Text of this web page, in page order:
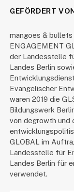
GEFÖRDERT
mangoes &
ENGAGEMENT
der Landesstelle
Landes Berlin
Evangelischer
waren 2019 die
Bildungswerk
von degrowth und
GLOBAL im
Landesstelle für
Landes Berlin für
verwendet.